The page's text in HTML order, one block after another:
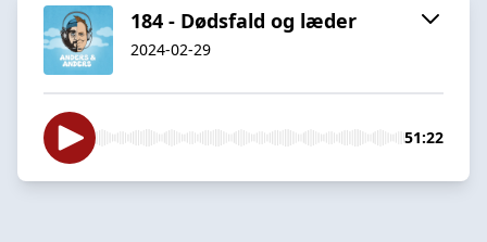
184 - Dødsfald og læder
2024-02-29
51:22